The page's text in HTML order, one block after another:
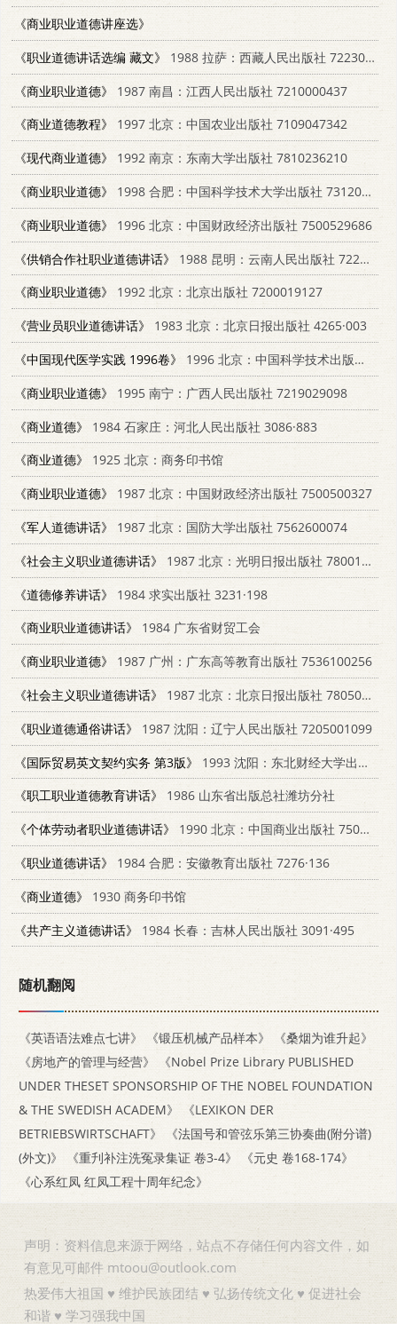
《商业职业道德讲座选》
《职业道德讲话选编 藏文》
1988 拉萨：西藏人民出版社 7223001240
《商业职业道德》
1987 南昌：江西人民出版社 7210000437
《商业道德教程》
1997 北京：中国农业出版社 7109047342
《现代商业道德》
1992 南京：东南大学出版社 7810236210
《商业职业道德》
1998 合肥：中国科学技术大学出版社 7312010091
《商业职业道德》
1996 北京：中国财政经济出版社 7500529686
《供销合作社职业道德讲话》
1988 昆明：云南人民出版社 7222001565
《商业职业道德》
1992 北京：北京出版社 7200019127
《营业员职业道德讲话》
1983 北京：北京日报出版社 4265·003
《中国现代医学实践 1996卷》
1996 北京：中国科学技术出版社 7504622508
《商业职业道德》
1995 南宁：广西人民出版社 7219029098
《商业道德》
1984 石家庄：河北人民出版社 3086·883
《商业道德》
1925 北京：商务印书馆
《商业职业道德》
1987 北京：中国财政经济出版社 7500500327
《军人道德讲话》
1987 北京：国防大学出版社 7562600074
《社会主义职业道德讲话》
1987 北京：光明日报出版社 7800140504
《道德修养讲话》
1984 求实出版社 3231·198
《商业职业道德讲话》
1984 广东省财贸工会
《商业职业道德》
1987 广州：广东高等教育出版社 7536100256
《社会主义职业道德讲话》
1987 北京：北京日报出版社 7805020221
《职业道德通俗讲话》
1987 沈阳：辽宁人民出版社 7205001099
《国际贸易英文契约实务 第3版》
1993 沈阳：东北财经大学出版社 7810050214
《职工职业道德教育讲话》
1986 山东省出版总社潍坊分社
《个体劳动者职业道德讲话》
1990 北京：中国商业出版社 7504403067
《职业道德讲话》
1984 合肥：安徽教育出版社 7276·136
《商业道德》
1930 商务印书馆
《共产主义道德讲话》
1984 长春：吉林人民出版社 3091·495
随机翻阅
《英语语法难点七讲》 《锻压机械产品样本》
《桑烟为谁升起》
《房地产的管理与经营》
《Nobel Prize Library PUBLISHED
UNDER THESET SPONSORSHIP OF THE NOBEL FOUNDATION
& THE SWEDISH ACADEM》
《LEXIKON DER
BETRIEBSWIRTSCHAFT》
《法国号和管弦乐第三协奏曲(附分谱)
(外文)》
《重刋补注洗冤录集证 卷3-4》
《元史 卷168-174》
《心系红凤 红凤工程十周年纪念》
声明：资料信息来源于网络，站点不存储任何内容文件，如
有意见可邮件 mtoou@outlook.com
热爱伟大祖国 ♥ 维护民族团结 ♥ 弘扬传统文化 ♥ 促进社会
和谐 ♥ 学习强我中国